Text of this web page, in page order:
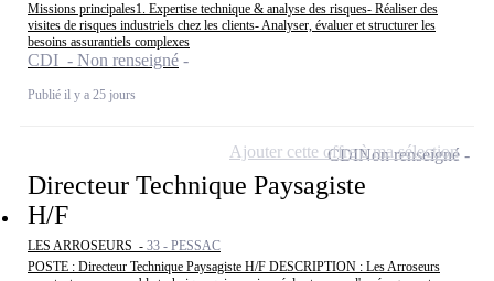
Missions principales1. Expertise technique & analyse des risques- Réaliser des
visites de risques industriels chez les clients- Analyser, évaluer et structurer les
besoins assurantiels complexes
CDI - Non renseigné
Publié il y a 25 jours
Directeur Technique Paysagiste
H/F
LES ARROSEURS - 33 - PESSAC
POSTE : Directeur Technique Paysagiste H/F DESCRIPTION : Les Arroseurs
CDINon renseigné
Ajouter cette offre à ma sélection